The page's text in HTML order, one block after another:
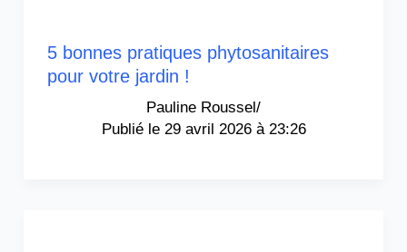
5 bonnes pratiques phytosanitaires
pour votre jardin !
Pauline Roussel/
29 avril 2026 à 23:26